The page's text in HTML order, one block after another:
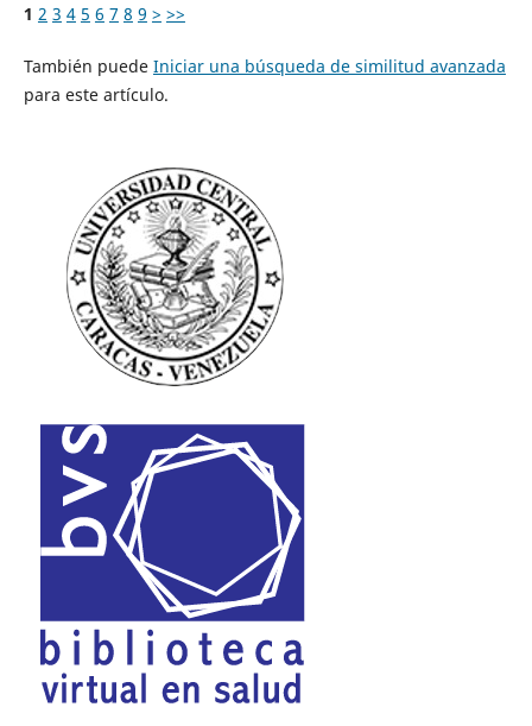
1 2 3 4 5 6 7 8 9 > >>
También puede Iniciar una búsqueda de similitud avanzada
para este artículo.